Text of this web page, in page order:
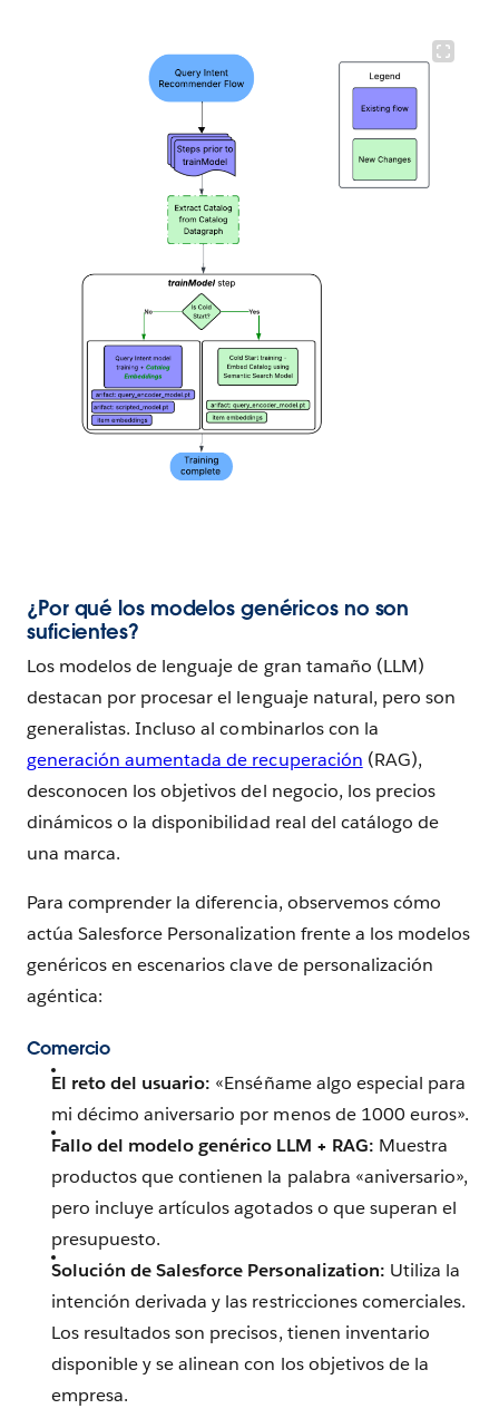
¿Por qué los modelos genéricos no son
suficientes?
Los modelos de lenguaje de gran tamaño (LLM)
destacan por procesar el lenguaje natural, pero son
generalistas. Incluso al combinarlos con la
generación aumentada de recuperación (RAG),
desconocen los objetivos del negocio, los precios
dinámicos o la disponibilidad real del catálogo de
una marca.
Para comprender la diferencia, observemos cómo
actúa Salesforce Personalization frente a los modelos
genéricos en escenarios clave de personalización
agéntica:
Comercio
El reto del usuario: «Enséñame algo especial para
mi décimo aniversario por menos de 1000 euros».
Fallo del modelo genérico LLM + RAG: Muestra
productos que contienen la palabra «aniversario»,
pero incluye artículos agotados o que superan el
presupuesto.
Solución de Salesforce Personalization: Utiliza la
intención derivada y las restricciones comerciales.
Los resultados son precisos, tienen inventario
disponible y se alinean con los objetivos de la
empresa.